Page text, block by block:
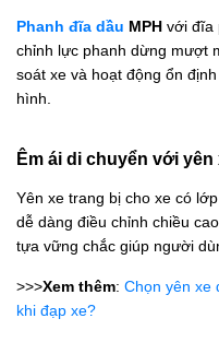
Phanh đĩa dầu MPH với đĩa
chỉnh lực phanh dừng mượt
soát xe và hoạt động ổn
hình.
Êm ái di chuyển với yên
Yên xe trang bị cho xe có
dễ dàng điều chỉnh chiều
tựa vững chắc giúp người
>>>Xem thêm: Chọn yên xe
khi đạp xe?